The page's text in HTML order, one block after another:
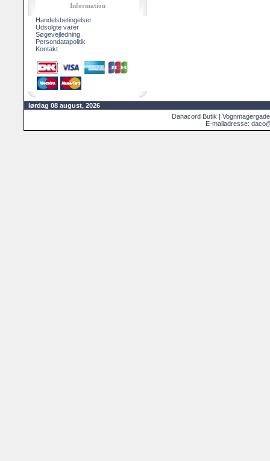
Information
Handelsbetingelser
Udsolgte varer
Søgevejledning
Persondatapolitik
Kontakt
lørdag 08 august, 2026
Danacord Butik |
E-mailadresse: